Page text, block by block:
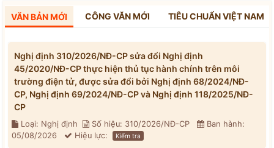
VĂN BẢN MỚI CÔNG VĂN MỚI TIÊU CHUẨN VIỆT NAM
Nghị định 310/2026/NĐ-CP sửa đổi Nghị định
45/2020/NĐ-CP thực hiện thủ tục hành chính trên môi
trường điện tử, được sửa đổi bởi Nghị định 68/2024/NĐ-
CP, Nghị định 69/2024/NĐ-CP và Nghị định 118/2025/NĐ-
CP
Loại: Nghị định Số hiệu: 310/2026/NĐ-CP
Ban hành:
05/08/2026
Hiệu lực: Kiểm tra